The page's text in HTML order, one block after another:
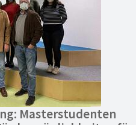
Masterstudenten